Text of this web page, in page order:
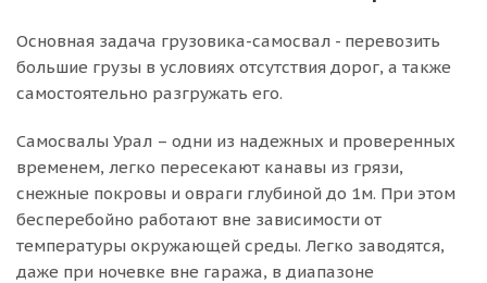
Основная задача грузовика-самосвал - перевозить
большие грузы в условиях отсутствия дорог, а также
самостоятельно разгружать его.
Самосвалы Урал – одни из надежных и проверенных
временем, легко пересекают канавы из грязи,
снежные покровы и овраги глубиной до 1м. При этом
бесперебойно работают вне зависимости от
температуры окружающей среды. Легко заводятся,
даже при ночевке вне гаража, в диапазоне